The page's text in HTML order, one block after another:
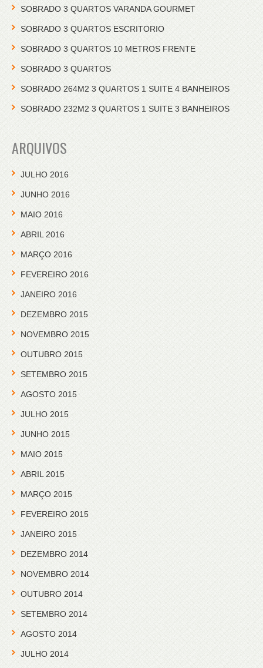
SOBRADO 3 QUARTOS VARANDA GOURMET
SOBRADO 3 QUARTOS ESCRITORIO
SOBRADO 3 QUARTOS 10 METROS FRENTE
SOBRADO 3 QUARTOS
SOBRADO 264M2 3 QUARTOS 1 SUITE 4 BANHEIROS
SOBRADO 232M2 3 QUARTOS 1 SUITE 3 BANHEIROS
ARQUIVOS
JULHO 2016
JUNHO 2016
MAIO 2016
ABRIL 2016
MARÇO 2016
FEVEREIRO 2016
JANEIRO 2016
DEZEMBRO 2015
NOVEMBRO 2015
OUTUBRO 2015
SETEMBRO 2015
AGOSTO 2015
JULHO 2015
JUNHO 2015
MAIO 2015
ABRIL 2015
MARÇO 2015
FEVEREIRO 2015
JANEIRO 2015
DEZEMBRO 2014
NOVEMBRO 2014
OUTUBRO 2014
SETEMBRO 2014
AGOSTO 2014
JULHO 2014